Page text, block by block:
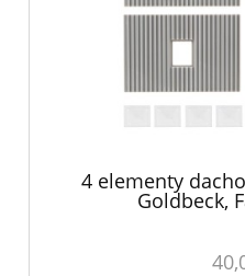
4 elementy
Goldbeck,